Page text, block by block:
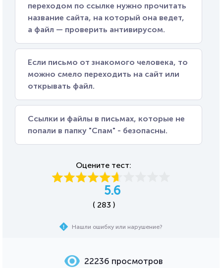
переходом по ссылке нужно прочитать
название сайта, на который она ведет,
а файл — проверить антивирусом.
Если письмо от знакомого человека, то
можно смело переходить на сайт или
открывать файл.
Ссылки и файлы в письмах, которые не
попали в папку "Спам" - безопасны.
Оцените тест:
5.6
( 283 )
Нашли ошибку или нарушение?
22236 просмотров